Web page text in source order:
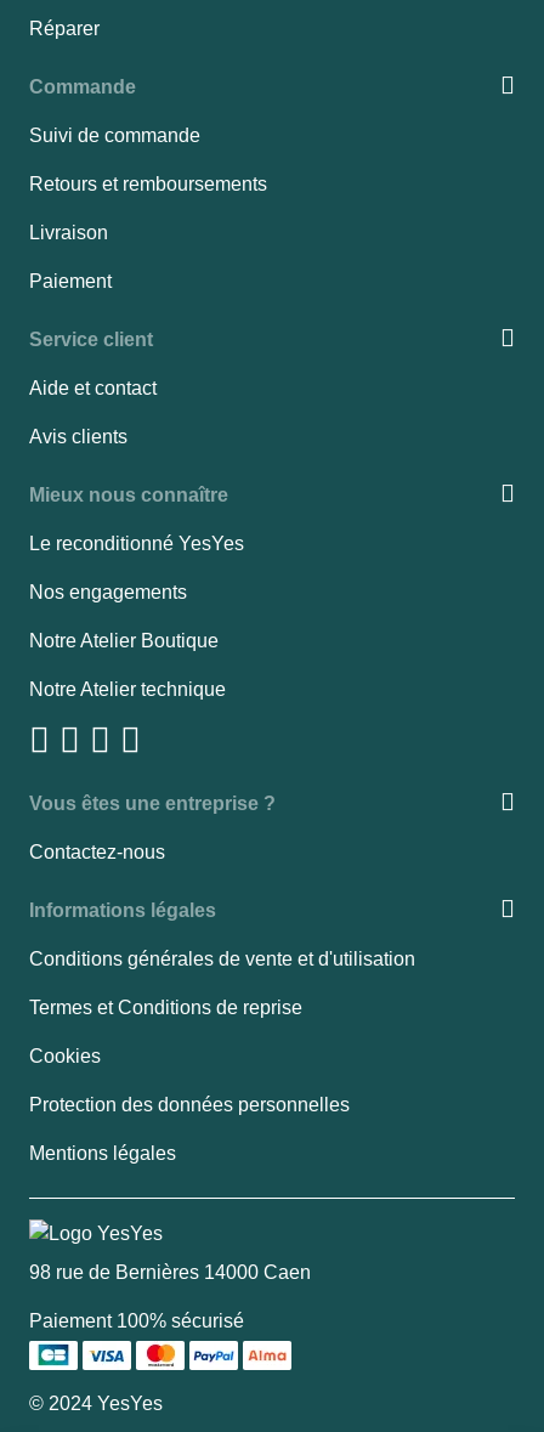
Réparer
Commande
Suivi de commande
Retours et remboursements
Livraison
Paiement
Service client
Aide et contact
Avis clients
Mieux nous connaître
Le reconditionné YesYes
Nos engagements
Notre Atelier Boutique
Notre Atelier technique
Vous êtes une entreprise ?
Contactez-nous
Informations légales
Conditions générales de vente et d'utilisation
Termes et Conditions de reprise
Cookies
Protection des données personnelles
Mentions légales
98 rue de Bernières 14000 Caen
Paiement 100% sécurisé
© 2024 YesYes